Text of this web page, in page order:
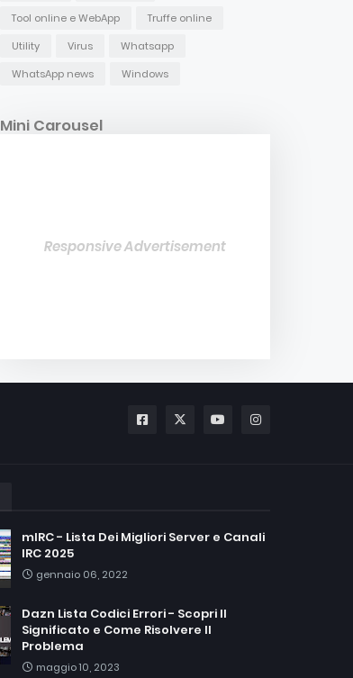
Tool online e WebApp
Truffe online
Utility
Virus
Whatsapp
WhatsApp news
Windows
Mini Carousel
Responsive Advertisement
mIRC - Lista Dei Migliori Server e Canali
IRC 2025
gennaio 06, 2022
Dazn Lista Codici Errori - Scopri Il
Significato e Come Risolvere Il
Problema
maggio 10, 2023